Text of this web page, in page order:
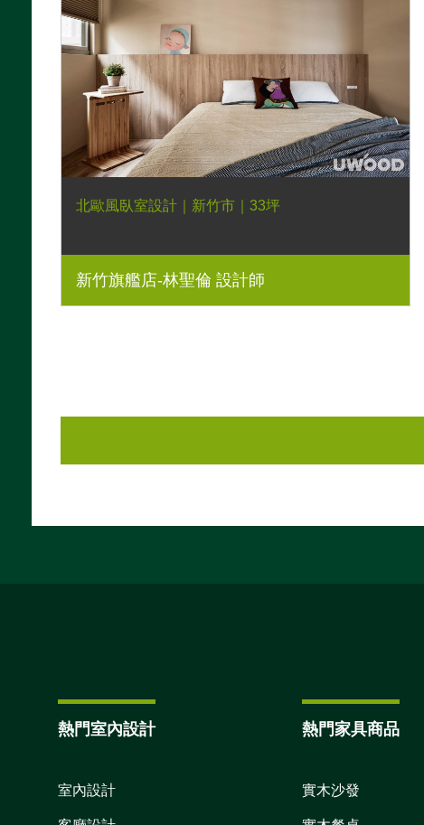
北歐風臥室設計｜新竹市｜33坪
新竹旗艦店-林聖倫 設計師
熱門室內設計
室內設計
熱門家具商品
實木沙發